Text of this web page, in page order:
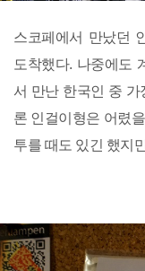
스코페에서 만났던
도착했다. 나중에도
서 만난 한국인 중
론 인걸이형은 어렸
투를 때도 있긴 했지